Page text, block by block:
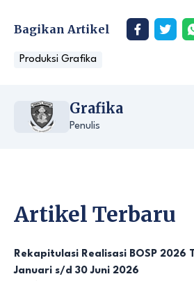
Bagikan Artikel
Produksi Grafika
Grafika
Penulis
Artikel Terbaru
Rekapitulasi Realisasi BOSP 2026
Januari s/d 30 Juni 2026